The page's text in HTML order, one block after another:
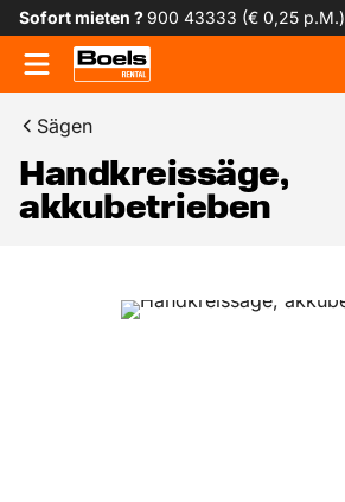
Sofort mieten ?900 43333 (€ 0,25 p.M.)
Sägen
Handkreissäge,
akkubetrieben